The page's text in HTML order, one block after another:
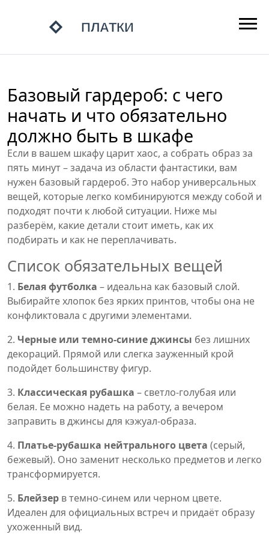
Базовый гардероб: с чего
начать и что обязательно
должно быть в шкафе
Если в вашем шкафу царит хаос, а собрать образ за
пять минут – задача из области фантастики, вам
нужен базовый гардероб. Это набор универсальных
вещей, которые легко комбинируются между собой и
подходят почти к любой ситуации. Ниже мы
разберём, какие детали стоит иметь, как их
подбирать и как не переплачивать.
Список обязательных вещей
1. Белая футболка – идеальна как базовый слой.
Выбирайте хлопок без ярких принтов, чтобы она не
конфликтовала с другими элементами.
2. Черные или темно-синие джинсы без лишних
декораций. Прямой или слегка зауженный крой
подойдет большинству фигур.
3. Классическая рубашка – светло-голубая или
белая. Ее можно надеть на работу, а вечером
заправить в джинсы для кэжуал‑образа.
4. Платье‑рубашка нейтрального цвета (серый,
бежевый). Оно заменит несколько предметов и легко
трансформируется.
5. Блейзер в темно-синем или черном цвете.
Идеален для официальных встреч и придаёт образу
ухоженный вид.